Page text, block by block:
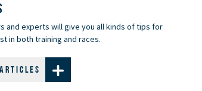
and experts will give you all kinds of tips for
in both training and races.